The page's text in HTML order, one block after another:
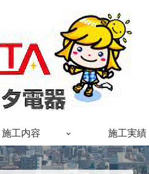
施工内容 施工実績